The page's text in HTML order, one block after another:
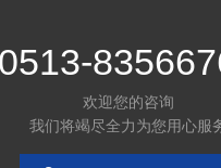
0513-
欢迎您的咨询
我们将竭尽全力为您用心服